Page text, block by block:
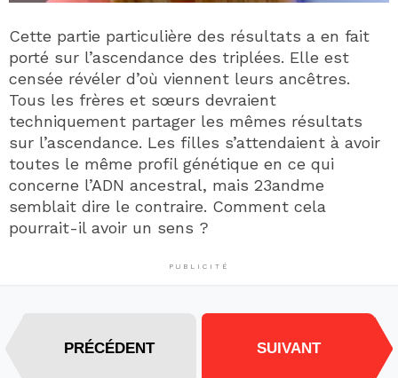
Cette partie particulière des résultats a en fait
porté sur l’ascendance des triplées. Elle est
censée révéler d’où viennent leurs ancêtres.
Tous les frères et sœurs devraient
techniquement partager les mêmes résultats
sur l’ascendance. Les filles s’attendaient à avoir
toutes le même profil génétique en ce qui
concerne l’ADN ancestral, mais 23andme
semblait dire le contraire. Comment cela
pourrait-il avoir un sens ?
PUBLICITÉ
PRÉCÉDENT SUIVANT